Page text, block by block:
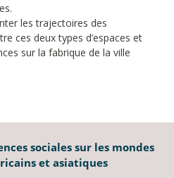
les trajectoires des
ces deux types d’espaces et
sur la fabrique de la ville
sociales sur les mondes
et asiatiques